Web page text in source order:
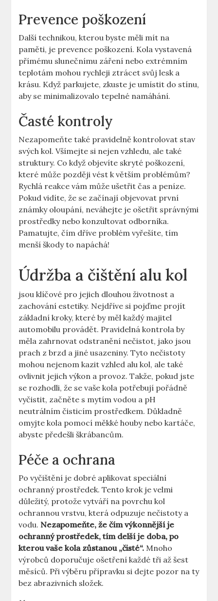
Prevence poškození
Další technikou, kterou byste měli mít na
paměti, je prevence poškození. Kola vystavená
přímému slunečnímu záření nebo extrémním
teplotám mohou rychleji ztrácet svůj lesk a
krásu. Když parkujete, zkuste je umístit do stínu,
aby se minimalizovalo tepelné namáhání.
Časté kontroly
Nezapomeňte také pravidelně kontrolovat stav
svých kol. Všímejte si nejen vzhledu, ale také
struktury. Co když objevíte skryté poškození,
které může později vést k větším problémům?
Rychlá reakce vám může ušetřit čas a peníze.
Pokud vidíte, že se začínají objevovat první
známky oloupání, neváhejte je ošetřit správnými
prostředky nebo konzultovat odborníka.
Pamatujte, čím dříve problém vyřešíte, tím
menší škody to napáchá!
Údržba a čištění alu kol
jsou klíčové pro jejich dlouhou životnost a
zachování estetiky. Nejdříve si pojďme projít
základní kroky, které by měl každý majitel
automobilu provádět. Pravidelná kontrola by
měla zahrnovat odstranění nečistot, jako jsou
prach z brzd a jiné usazeniny. Tyto nečistoty
mohou nejenom kazit vzhled alu kol, ale také
ovlivnit jejich výkon a provoz. Takže, pokud jste
se rozhodli, že se vaše kola potřebují pořádně
vyčistit, začněte s mytím vodou a pH
neutrálním čisticím prostředkem. Důkladně
omyjte kola pomocí měkké houby nebo kartáče,
abyste předešli škrábancům.
Péče a ochrana
Po vyčištění je dobré aplikovat speciální
ochranný prostředek. Tento krok je velmi
důležitý, protože vytváří na povrchu kol
ochrannou vrstvu, která odpuzuje nečistoty a
vodu. Nezapomeňte, že čím výkonnější je
ochranný prostředek, tím delší je doba, po
kterou vaše kola zůstanou „čisté“. Mnoho
výrobců doporučuje ošetření každé tři až šest
měsíců. Při výběru přípravku si dejte pozor na ty
bez abrazivních složek.